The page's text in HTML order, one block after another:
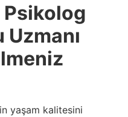
yaşam kalitesini